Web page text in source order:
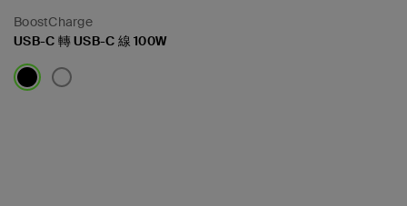
BoostCharge
USB-C 轉 USB-C 線 100W